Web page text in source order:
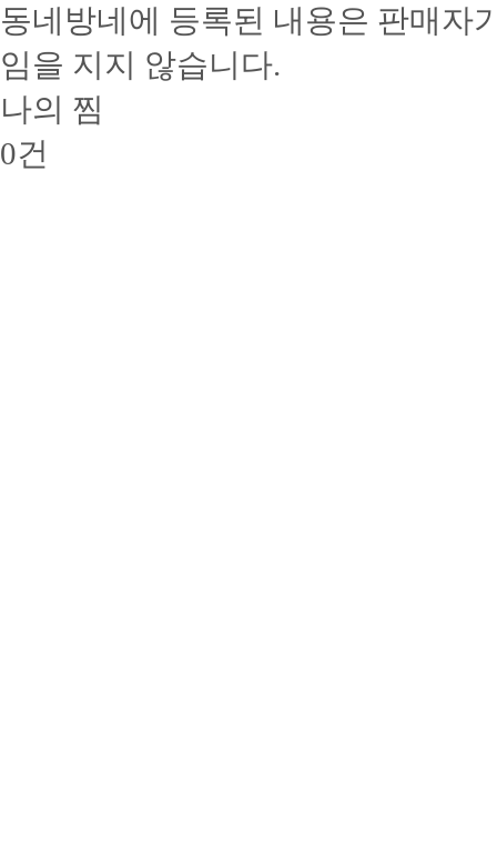
동네방네에 등록된 내용은 판매자
임을 지지 않습니다.
나의 찜
0건